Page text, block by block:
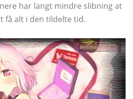
har langt mindre slibning at
få alt i den tildelte tid.